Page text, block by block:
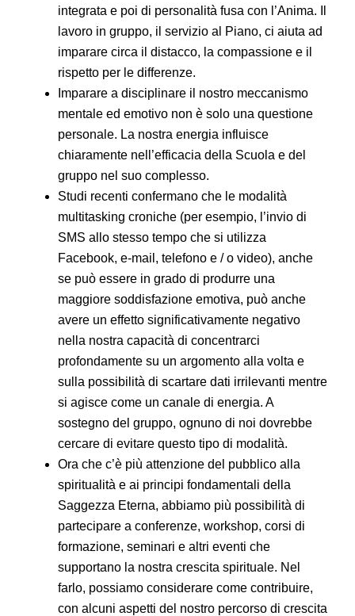
integrata e poi di personalità fusa con l’Anima. Il
lavoro in gruppo, il servizio al Piano, ci aiuta ad
imparare circa il distacco, la compassione e il
rispetto per le differenze.
Imparare a disciplinare il nostro meccanismo
mentale ed emotivo non è solo una questione
personale. La nostra energia influisce
chiaramente nell’efficacia della Scuola e del
gruppo nel suo complesso.
Studi recenti confermano che le modalità
multitasking croniche (per esempio, l’invio di
SMS allo stesso tempo che si utilizza
Facebook, e-mail, telefono e / o video), anche
se può essere in grado di produrre una
maggiore soddisfazione emotiva, può anche
avere un effetto significativamente negativo
nella nostra capacità di concentrarci
profondamente su un argomento alla volta e
sulla possibilità di scartare dati irrilevanti mentre
si agisce come un canale di energia. A
sostegno del gruppo, ognuno di noi dovrebbe
cercare di evitare questo tipo di modalità.
Ora che c’è più attenzione del pubblico alla
spiritualità e ai principi fondamentali della
Saggezza Eterna, abbiamo più possibilità di
partecipare a conferenze, workshop, corsi di
formazione, seminari e altri eventi che
supportano la nostra crescita spirituale. Nel
farlo, possiamo considerare come contribuire,
con alcuni aspetti del nostro percorso di crescita